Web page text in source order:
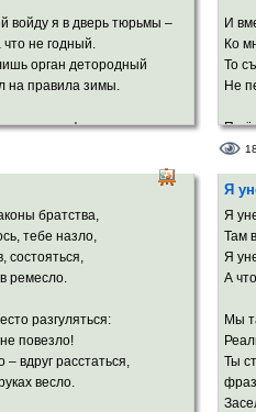
войду я в дверь тюрьмы –
не годный.
орган детородный
на правила зимы.
троится фотон.
готово.
выдавило стон,
выскочило слово –
ужаленный Господь!
И
Ко
То
Не
Ты
А
братства,
тебе назло,
состояться,
ремесло.
разгуляться:
повезло!
– вдруг расстаться,
весло.
Я
Я
Там
Я
А
Мы
Ты